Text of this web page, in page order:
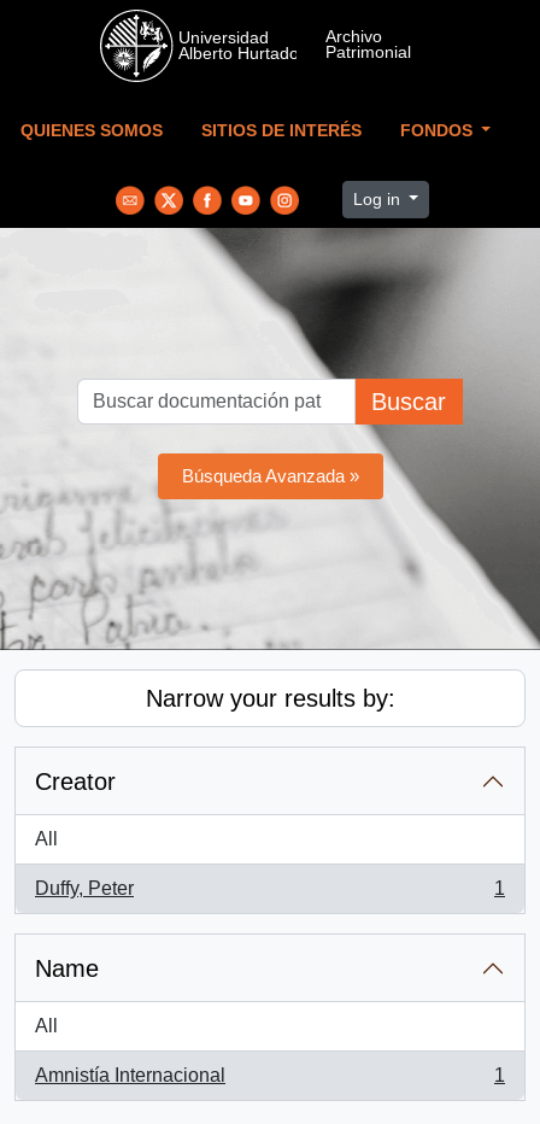
Skip to main content
QUIENES SOMOS SITIOS DE INTERÉS FONDOS
Log in
Buscar
Búsqueda Avanzada »
Narrow your results by:
Creator
All
Duffy, Peter
, 1 results
1
Name
All
Amnistía Internacional
, 1 results
1